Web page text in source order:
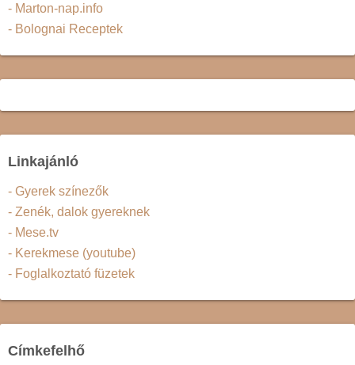
- Marton-nap.info
- Bolognai Receptek
Linkajánló
- Gyerek színezők
- Zenék, dalok gyereknek
- Mese.tv
- Kerekmese (youtube)
- Foglalkoztató füzetek
Címkefelhő